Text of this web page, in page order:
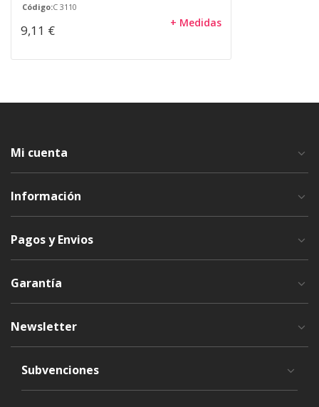
Código:C 3110
9,11 € + Medidas
Mi cuenta
Información
Pagos y Envios
Garantía
Newsletter
Subvenciones